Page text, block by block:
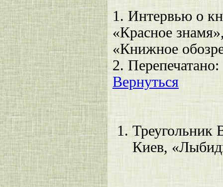
1. Интервью о
«Красное
«Книжное
2.
Вернуться
Треугольник
Киев,